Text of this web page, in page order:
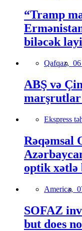
“Tramp
biləcək
Qafqaz,
ABŞ və
marşrutlar
Ekspress
Rəqəmsal
optik
America,
SOFAZ
but does